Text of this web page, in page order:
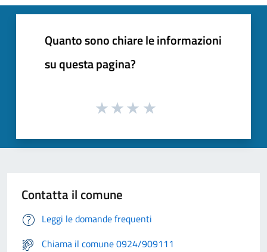
Quanto sono chiare le informazioni
su questa pagina?
Contatta il comune
Leggi le domande frequenti
Chiama il comune 0924/909111